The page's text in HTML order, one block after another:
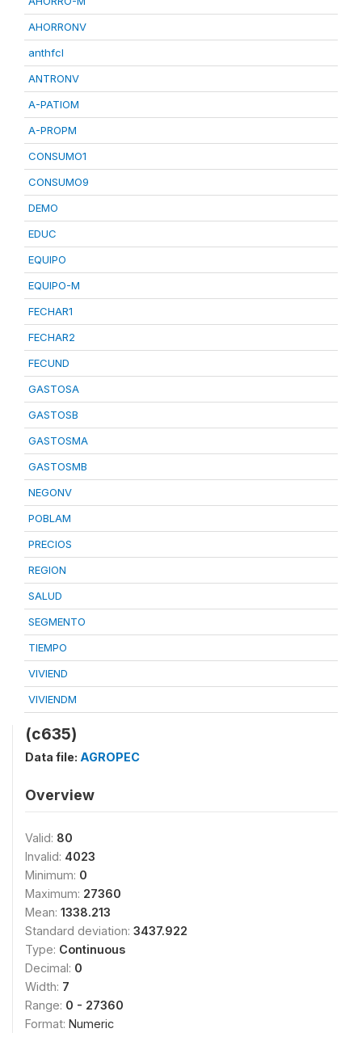
AHORRONV
anthfcl
ANTRONV
A-PATIOM
A-PROPM
CONSUMO1
CONSUMO9
DEMO
EDUC
EQUIPO
EQUIPO-M
FECHAR1
FECHAR2
FECUND
GASTOSA
GASTOSB
GASTOSMA
GASTOSMB
NEGONV
POBLAM
PRECIOS
REGION
SALUD
SEGMENTO
TIEMPO
VIVIEND
VIVIENDM
(c635)
Data file: AGROPEC
Overview
Valid: 80
Invalid: 4023
Minimum: 0
Maximum: 27360
Mean: 1338.213
Standard deviation: 3437.922
Type: Continuous
Decimal: 0
Width: 7
Range: 0 - 27360
Format: Numeric